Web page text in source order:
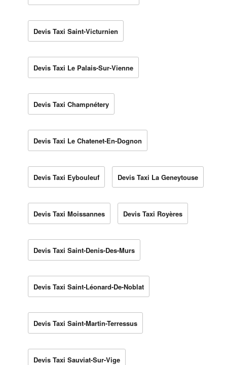
Devis Taxi Saint-Victurnien
Devis Taxi Le Palais-Sur-Vienne
Devis Taxi Champnétery
Devis Taxi Le Chatenet-En-Dognon
Devis Taxi Eybouleuf Devis Taxi La Geneytouse
Devis Taxi Moissannes Devis Taxi Royères
Devis Taxi Saint-Denis-Des-Murs
Devis Taxi Saint-Léonard-De-Noblat
Devis Taxi Saint-Martin-Terressus
Devis Taxi Sauviat-Sur-Vige